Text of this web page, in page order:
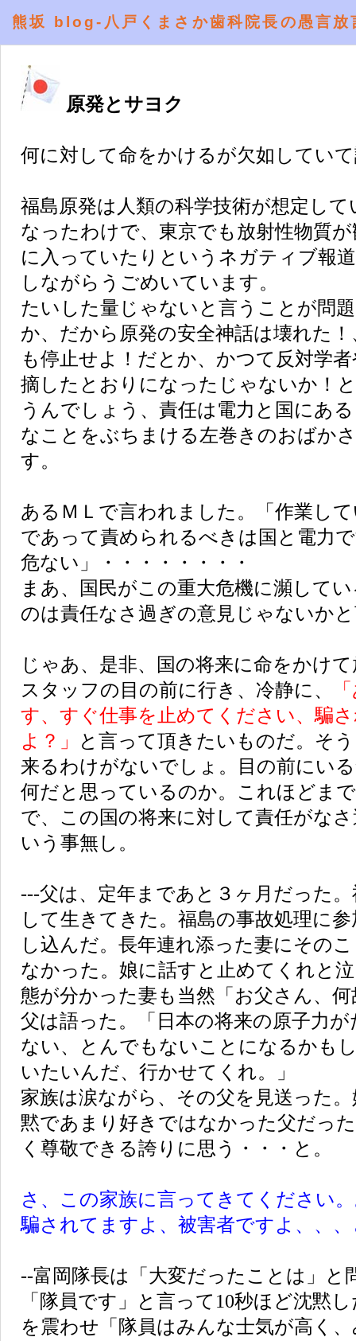
熊坂 blog-八戸くまさか歯科院長の愚言
原発とサヨク
何に対して命をかけるが欠如してい
福島原発は人類の科学技術が想定し
なったわけで、東京でも放射性物質
に入っていたりというネガティブ報
しながらうごめいています。
たいした量じゃないと言うことが問
か、だから原発の安全神話は壊れた
も停止せよ！だとか、かつて反対学
摘したとおりになったじゃないか！
うんでしょう、責任は電力と国にあ
なことをぶちまける左巻きのおばか
す。
あるＭＬで言われました。「作業し
であって責められるべきは国と電力
危ない」・・・・・・・・
まあ、国民がこの重大危機に瀕して
のは責任なさ過ぎの意見じゃないか
じゃあ、是非、国の将来に命をかけ
スタッフの目の前に行き、冷静に、
す、すぐ仕事を止めてください、騙
よ？」
と言って頂きたいものだ。そ
来るわけがないでしょ。目の前にい
何だと思っているのか。これほどま
で、この国の将来に対して責任がな
いう事無し。
---父は、定年まであと３ヶ月だった
して生きてきた。福島の事故処理に
し込んだ。長年連れ添った妻にその
なかった。娘に話すと止めてくれと
態が分かった妻も当然「お父さん、何
父は語った。「日本の将来の原子力
ない、とんでもないことになるかも
いたいんだ、行かせてくれ。」
家族は涙ながら、その父を見送った
黙であまり好きではなかった父だっ
く尊敬できる誇りに思う・・・と。
さ、この家族に言ってきてください
騙されてますよ、被害者ですよ、、
--富岡隊長は「大変だったことは」と
「隊員です」と言って10秒ほど沈黙
を震わせ「隊員はみんな士気が高く